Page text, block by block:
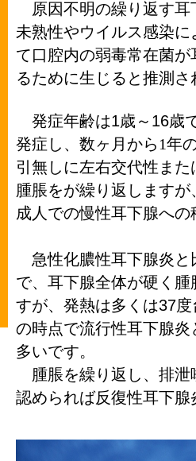
原因不明の繰り返す耳
未熟性やウイルス感染に
て口腔内の弱毒常在菌
るために生じると推測さ
発症年齢は1歳～ 16歳
発症し、数ヶ月から1年
引無しに左右交代性ま
腫脹をが繰り返します
成人での慢性耳下腺への
急性化膿性耳下腺炎
で、 耳下腺全体が硬く腫
すが、発熱は多くは37度
の時点で流行性耳下腺
多いです。
腫脹を繰り返し、排泄
認められば反復性耳下腺